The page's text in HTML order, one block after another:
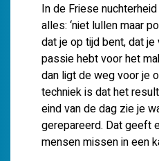
In de Friese
alles: ‘niet lullen maar
dat je op tijd bent, dat
passie hebt voor het
dan ligt de weg voor je
techniek is dat het
eind van de dag zie je
gerepareerd. Dat geeft
mensen missen in een